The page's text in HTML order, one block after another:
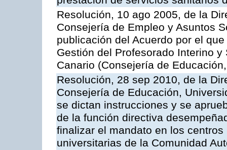
Resolución, 10 ago 2005, de la
Consejería de Empleo y Asuntos
publicación del Acuerdo por el
Gestión del Profesorado Interino
Canario (Consejería de
Resolución, 28 sep 2010, de la
Consejería de Educación,
se dictan instrucciones y se
de la función directiva
finalizar el mandato en los
universitarias de la Comunidad